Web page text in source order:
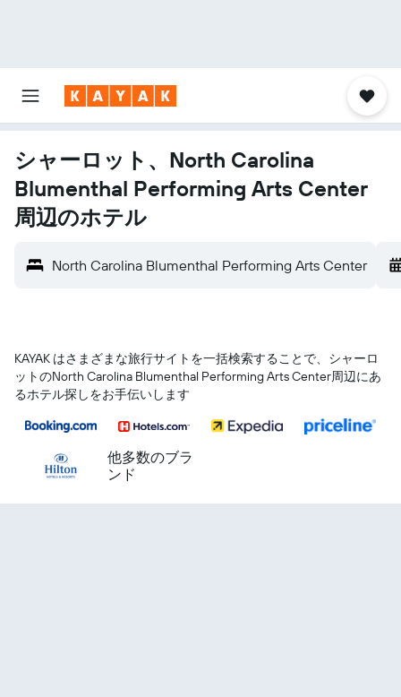
シャーロット、North Carolina
Blumenthal Performing Arts Center
周辺のホテル
North Carolina Blumenthal Performing Arts Center
KAYAK はさまざまな旅行サイトを一括検索することで、シャーロ
ット​のNorth Carolina Blumenthal Performing Arts Center​周辺にあ
るホテル探しをお手伝いします
他多数のブラ
ンド